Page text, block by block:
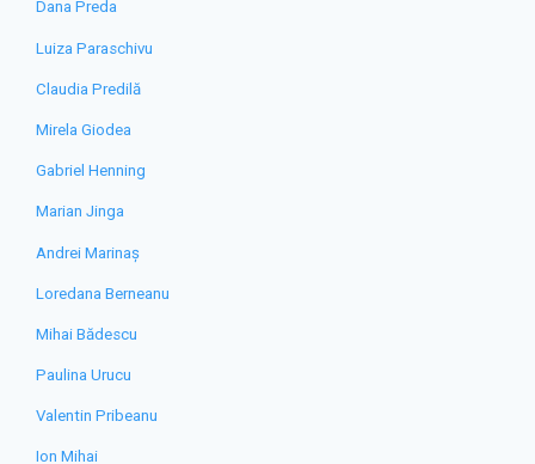
Dana Preda
Luiza Paraschivu
Claudia Predilă
Mirela Giodea
Gabriel Henning
Marian Jinga
Andrei Marinaș
Loredana Berneanu
Mihai Bădescu
Paulina Urucu
Valentin Pribeanu
Ion Mihai